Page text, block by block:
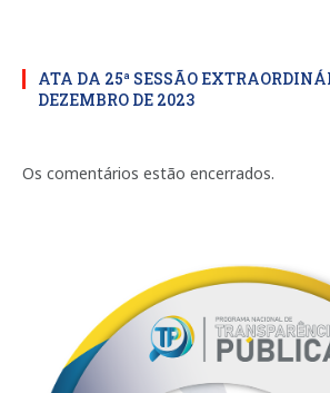
ATA DA 25ª SESSÃO
DEZEMBRO DE 2023
Os comentários estão encerrados.